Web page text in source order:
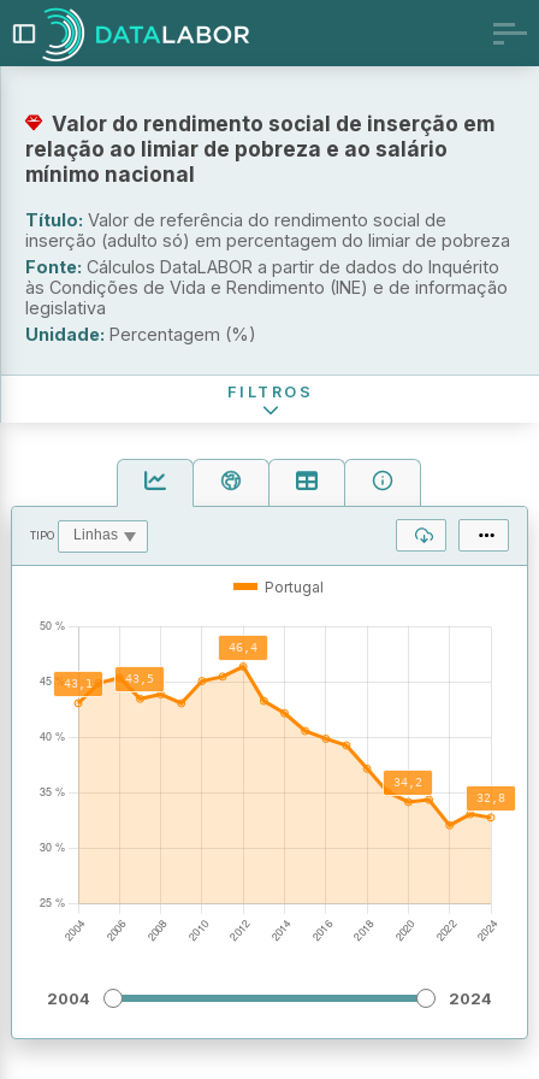
TIPO
Portugal
2004 2024
Valor do rendimento social de inserção em
relação ao limiar de pobreza e ao salário
mínimo nacional
Título: Valor de referência do rendimento social de
inserção (adulto só) em percentagem do limiar de pobreza
Fonte: Cálculos DataLABOR a partir de dados do Inquérito
às Condições de Vida e Rendimento (INE) e de informação
legislativa
Unidade: Percentagem (%)
Valor de referência do rendimento social de inserção
(adulto só) em % do limiar de pobreza
Valor de referência do rendimento social de inserção
(adulto só) em % do salário mínimo nacional
FILTROS